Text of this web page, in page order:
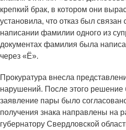
крепкий брак, в котором они
установила, что отказ был связан
написании фамилии одного из
документах фамилия была
через «Ё».
Прокуратура внесла
нарушений. После этого
заявление пары было
получения знака направлены на
губернатору Свердловской